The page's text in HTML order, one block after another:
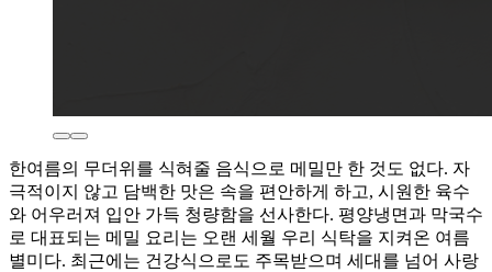
한여름의 무더위를 식혀줄 음식으로 메밀만 한 것도 없다. 자
극적이지 않고 담백한 맛은 속을 편안하게 하고, 시원한 육수
와 어우러져 입안 가득 청량함을 선사한다. 평양냉면과 막국수
로 대표되는 메밀 요리는 오랜 세월 우리 식탁을 지켜온 여름
별미다. 최근에는 건강식으로도 주목받으며 세대를 넘어 사랑